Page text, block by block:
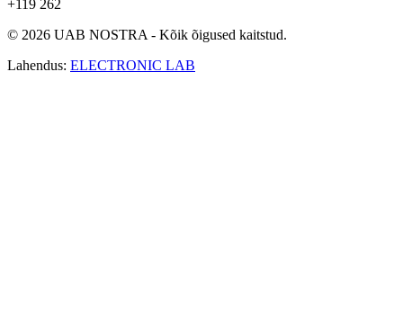
+119 262
© 2026 UAB NOSTRA - Kõik õigused kaitstud.
Lahendus: ELECTRONIC LAB